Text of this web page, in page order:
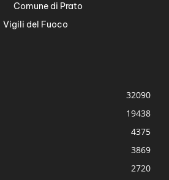
Comune di Prato
Vigili del Fuoco
32090
19438
4375
3869
2720